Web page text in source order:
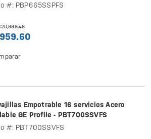
#: PBP665SSPFS
Empotrable 16 servicios Acero
GE Profile - PBT700SSVFS
#: PBT700SSVFS